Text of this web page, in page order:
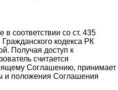
соответствии со ст. 435
кодекса РК
Получая доступ к
считается
Соглашению, принимает
и положения Соглашения